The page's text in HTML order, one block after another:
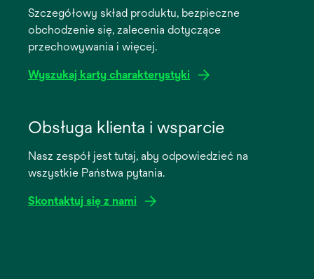
newSzczegółowy skład produktu, bezpieczne
obchodzenie się, zalecenia dotyczące
przechowywania i więcej.
Wyszukaj karty charakterystyki
new
Obsługa klienta i wsparcie
Nasz zespół jest tutaj, aby odpowiedzieć na
wszystkie Państwa pytania.
Skontaktuj się z nami